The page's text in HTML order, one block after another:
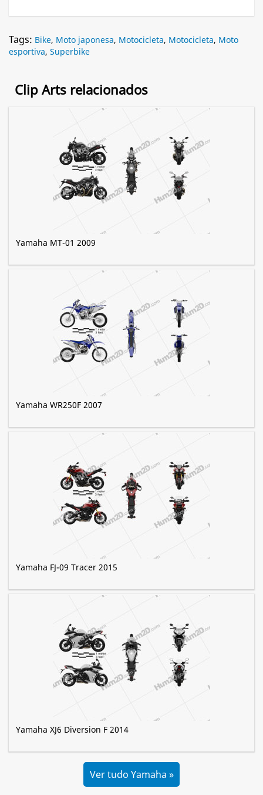
Tags: Bike, Moto japonesa, Motocicleta, Motocicleta, Moto
esportiva, Superbike
Clip Arts relacionados
Yamaha MT-01 2009
Yamaha WR250F 2007
Yamaha FJ-09 Tracer 2015
Yamaha XJ6 Diversion F 2014
Ver tudo Yamaha »